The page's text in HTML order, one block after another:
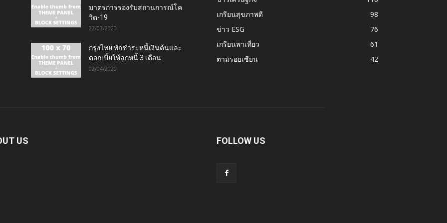
มาตรการรองรับสถานการณ์โค
วิด-19
22/03/2020
กรุงไทย พักชำระหนี้เงินต้นและ
ดอกเบี้ยให้ลูกหนี้ 3 เดือน
02/04/2020
เกรียนสุขภาพดี
98
ข่าว ESG
76
เกรียนพาเที่ยว
61
ตามรอยเซียน
42
US FOLLOW US